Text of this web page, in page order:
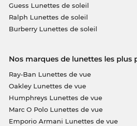
Guess Lunettes de soleil
Ralph Lunettes de soleil
Burberry Lunettes de soleil
Nos marques de lunettes les plus
Ray-Ban Lunettes de vue
Oakley Lunettes de vue
Humphreys Lunettes de vue
Marc O Polo Lunettes de vue
Emporio Armani Lunettes de vue